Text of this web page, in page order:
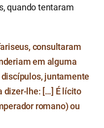
quando tentaram
consultaram
em alguma
juntamente
dizer-lhe: […] É lícito
romano) ou